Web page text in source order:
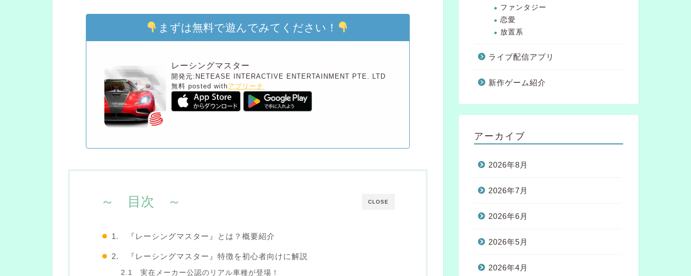
まずは無料で遊んでみてください！
レーシングマスター
開発元: NETEASE INTERACTIVE ENTERTAINMENT PTE. LTD
無料 posted withアプリーチ
CLOSE
～ 目次 ～
1. 『レーシングマスター』とは？概要紹介
2. 『レーシングマスター』特徴を初心者向けに解説
2.1 実在メーカー公認のリアル車種が登場！
ファンタジー
恋愛
放置系
ライブ配信アプリ
新作ゲーム紹介
アーカイブ
2026年8月
2026年7月
2026年6月
2026年5月
2026年4月